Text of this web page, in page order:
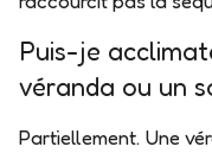
Puis-je
véranda ou un
Partiellement. Une